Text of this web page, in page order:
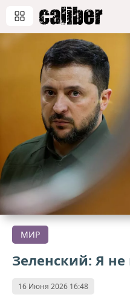
МИР
Зеленский: Я
16 Июня 2026 16:48